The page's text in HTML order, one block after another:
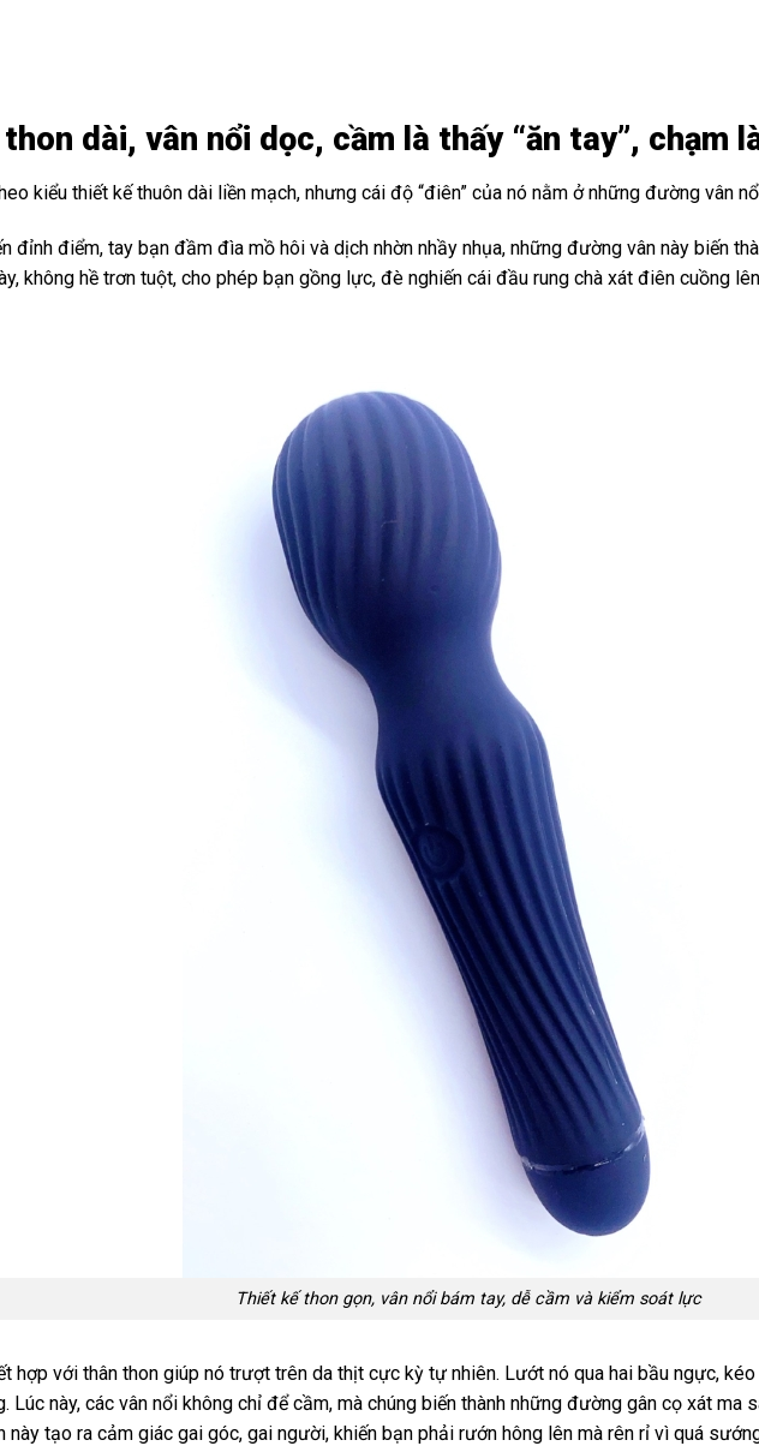
dài, vân nổi dọc, cầm là thấy “ăn tay”, chạm
kiểu thiết kế thuôn dài liền mạch, nhưng cái độ “điên” của nó nằm ở những đường vân
đỉnh điểm, tay bạn đầm đìa mồ hôi và dịch nhờn nhầy nhụa, những đường vân này biến
không hề trơn tuột, cho phép bạn gồng lực, đè nghiến cái đầu rung chà xát điên cuồng
Thiết kế thon gọn, vân nổi bám tay, dễ cầm và kiểm soát lực
hợp với thân thon giúp nó trượt trên da thịt cực kỳ tự nhiên. Lướt nó qua hai bầu ngực,
Lúc này, các vân nổi không chỉ để cầm, mà chúng biến thành những đường gân cọ xát ma
này tạo ra cảm giác gai góc, gai người, khiến bạn phải rướn hông lên mà rên rỉ vì quá